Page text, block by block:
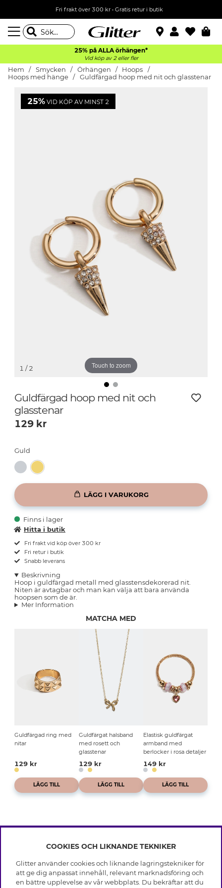
Fri frakt över 300 kr• Gratis retur i butik
25% på ALLA örhängen*
Vid köp av 2 eller fler
Hem Smycken Örhängen
Hoops
Hoops med hänge
Guldfärgad hoop med nit och glasstenar
25% VID KÖP AV MINST 2
Touch to zoom
1 / 2
Guldfärgad hoop med nit och
glasstenar
129 kr
Guld
LÄGG I VARUKORG
Finns i lager
Hitta i butik
Fri frakt vid köp över 300 kr
Fri retur i butik
Snabb leverans
Beskrivning
Hoop i guldfärgad metall med glasstensdekorerad nit.
Niten är avtagbar och man kan välja att bara använda
hoopsen som de är.
Mer Information
MATCHA MED
Guldfärgad ring med
nitar
129 kr
LÄGG TILL
Guldfärgat halsband
med rosett och
glasstenar
129 kr
LÄGG TILL
Elastisk guldfärgat
armband med
berlocker i rosa detaljer
149 kr
LÄGG TILL
INFO
Leverans
Villkor
OM GLITTER
COOKIES OCH LIKNANDE TEKNIKER
Glitter använder cookies och liknande lagringstekniker för
att ge dig anpassat innehåll, relevant marknadsföring och
en bättre upplevelse av vår webbplats. Du bekräftar att du